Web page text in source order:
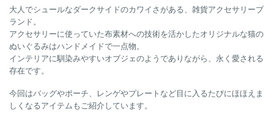
大人でシュールなダークサイドのカワイさがある、雑貨アクセサリーブ
ランド。
アクセサリーに使っていた布素材への技術を活かしたオリジナルな猫の
ぬいぐるみはハンドメイドで一点物。
インテリアに馴染みやすいオブジェのようでありながら、永く愛される
存在です。
今回はバッグやポーチ、レンゲやプレートなど目に入るたびにほほえま
しくなるアイテムもご紹介しています。